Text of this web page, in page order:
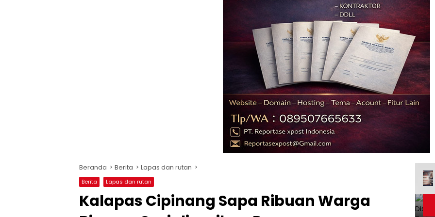
Beranda Berita Lapas dan rutan
Berita Lapas dan rutan
Kalapas Cipinang Sapa Ribuan Warga